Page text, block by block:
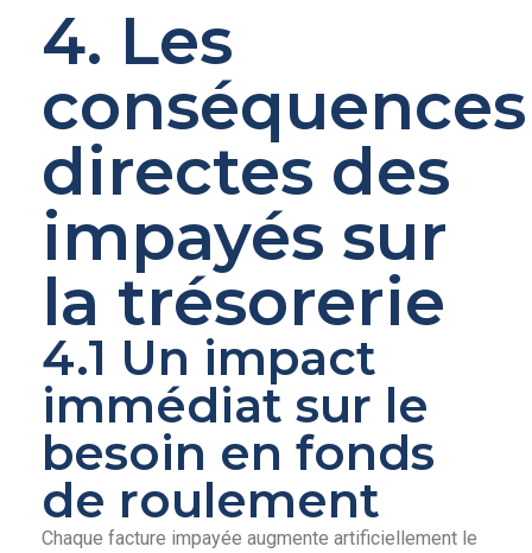
4. Les
conséquences
directes des
impayés sur
la trésorerie
4.1 Un impact
immédiat sur le
besoin en fonds
de roulement
Chaque facture impayée augmente artificiellement le